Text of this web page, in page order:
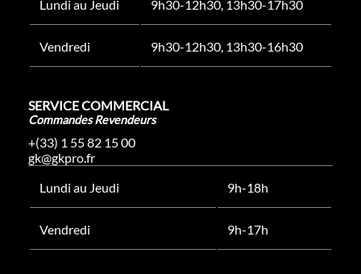
Lundi au Jeudi
9h30-12h30, 13h30-17h30
Vendredi 9h30-12h30, 13h30-16h30
SERVICE COMMERCIAL
Commandes Revendeurs
+(33) 1 55 82 15 00
gk@gkpro.fr
Lundi au Jeudi
9h-18h
Vendredi 9h-17h